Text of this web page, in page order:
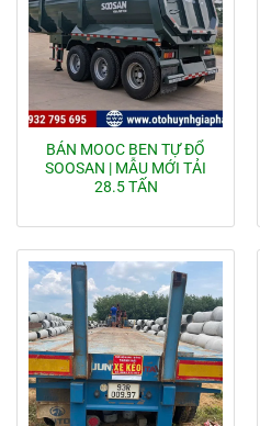
BÁN MOOC BEN TỰ ĐỔ
SOOSAN | MẪU MỚI TẢI
28.5 TẤN